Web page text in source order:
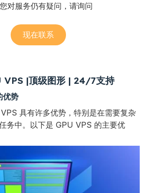
对服务仍有疑问，请询问
现在联系
VPS |顶级图形 | 24/7支持
优势
具有许多优势，特别是在需要复杂
务中。以下是 GPU VPS 的主要优